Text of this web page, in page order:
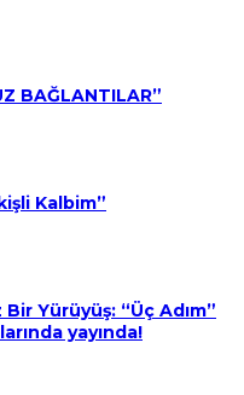
BAĞLANTILAR”
Kalbim”
Yürüyüş: “Üç Adım”
yayında!